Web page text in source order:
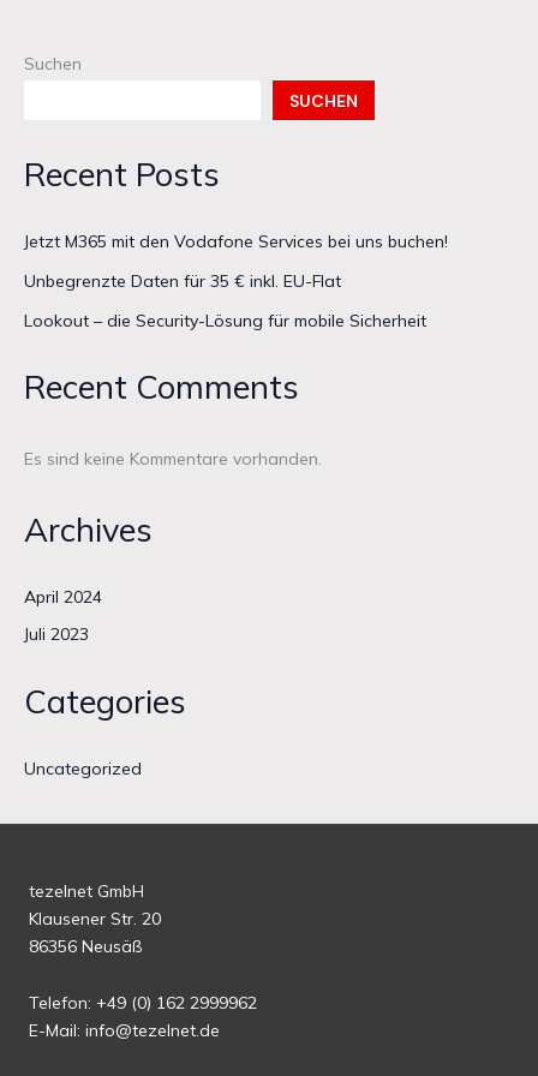
Services
Suchen
SUCHEN
Recent Posts
Jetzt M365 mit den Vodafone Services bei uns buchen!
Unbegrenzte Daten für 35 € inkl. EU-Flat
Lookout – die Security-Lösung für mobile Sicherheit
Recent Comments
Es sind keine Kommentare vorhanden.
Archives
April 2024
Juli 2023
Categories
Uncategorized
tezelnet GmbH
Klausener Str. 20
86356 Neusäß
Telefon: +49 (0) 162 2999962
E-Mail: info@tezelnet.de